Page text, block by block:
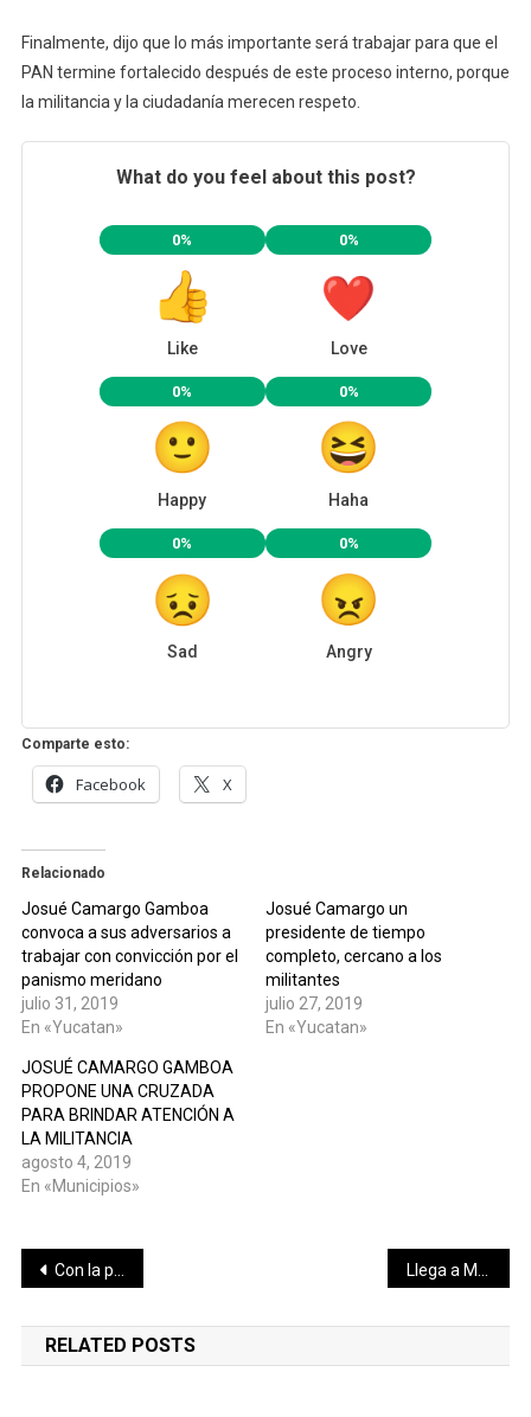
Finalmente, dijo que lo más importante será trabajar para que el
PAN termine fortalecido después de este proceso interno, porque
la militancia y la ciudadanía merecen respeto.
What do you feel about this post?
0%
Like
0%
Love
0%
Happy
0%
Haha
0%
Sad
0%
Angry
Comparte esto:
Facebook X
Relacionado
Josué Camargo Gamboa
convoca a sus adversarios a
trabajar con convicción por el
panismo meridano
julio 31, 2019
En «Yucatan»
Josué Camargo un
presidente de tiempo
completo, cercano a los
militantes
julio 27, 2019
En «Yucatan»
JOSUÉ CAMARGO GAMBOA
PROPONE UNA CRUZADA
PARA BRINDAR ATENCIÓN A
LA MILITANCIA
agosto 4, 2019
En «Municipios»
Navegación
de
entradas
Con la participación ciudadana podremos enfrentar los desafíos de nuestra ciudad, afirma el alcalde Renán Barrera Concha
RELATED POSTS